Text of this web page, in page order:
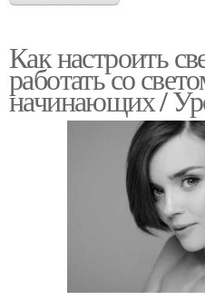
Как настроить
работать со
начинающих /